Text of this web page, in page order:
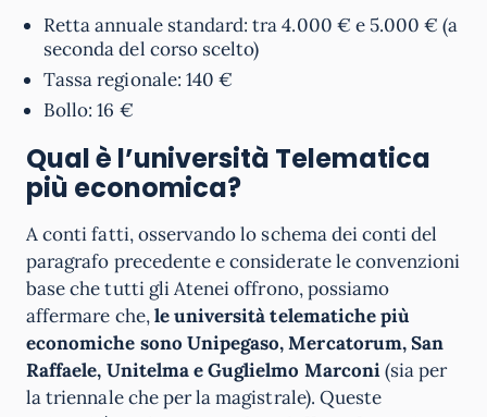
Retta annuale standard: tra 4.000 € e 5.000 € (a
seconda del corso scelto)
Tassa regionale: 140 €
Bollo: 16 €
Qual è l’università Telematica
più economica?
A conti fatti, osservando lo schema dei conti del
paragrafo precedente e considerate le convenzioni
base che tutti gli Atenei offrono, possiamo
affermare che,le università telematiche più
economiche sono Unipegaso, Mercatorum, San
Raffaele, Unitelma e Guglielmo Marconi(sia per
la triennale che per la magistrale). Queste